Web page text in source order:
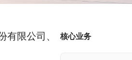
有限公司、
核心业务